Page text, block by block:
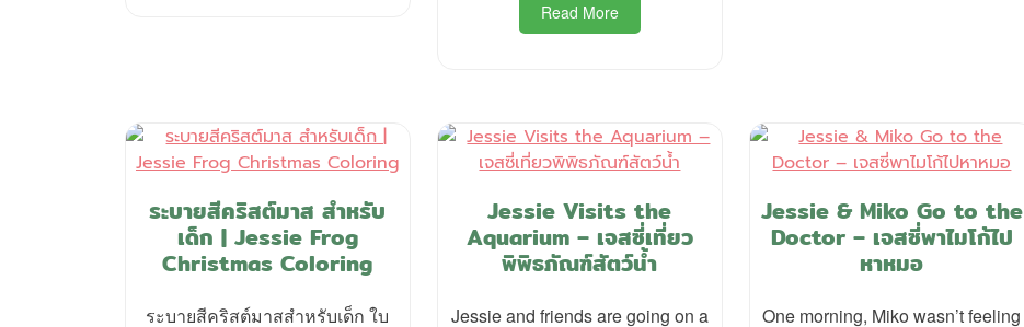
Read More
ระบายสีคริสต์มาส สำหรับ
เด็ก | Jessie Frog
Christmas Coloring
ระบายสีคริสต์มาสสำหรับเด็ก ใบ
Jessie Visits the
Aquarium – เจสซี่เที่ยว
พิพิธภัณฑ์สัตว์น้ำ
Jessie and friends are going on a
Jessie & Miko Go to the
Doctor – เจสซี่พาไมโก้ไป
หาหมอ
One morning, Miko wasn’t feeling